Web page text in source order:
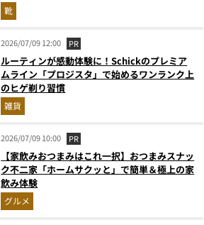
靴
2026/07/09 12:00 PR
ルーティンが感動体験に！Schickのプレミア
ムライン「プロジスタ」で始めるワンランク上
のヒゲ剃り習慣
雑貨
2026/07/09 10:00 PR
【家飲みおつまみはこれ一択】おつまみスナッ
ク不二家「ホームサクッと」で簡単＆極上の家
飲み体験
グルメ